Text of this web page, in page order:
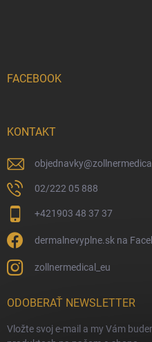
FACEBOOK
KONTAKT
objednavky@
02/222 05 888
+421903 48 37 37
dermalnevyplne.sk na
zollnermedical_eu
ODOBERAŤ NEWSLETTER
Vložte svoj e-mail a my Vám